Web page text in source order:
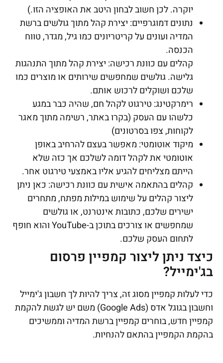
יוקרה. לכן חשוב לבחון היטב את האופציה הזו.)
נתונים דמוגרפיים: יצירת קהל מתוך גולשים ברשת
המדיה ועונים על קריטריונים כמו גיל, מגדר, טווח
הכנסה.
קהלים עם כוונת רכישה: יצירת קהל מתוך התנהגות
גלישה. גולשים שמחפשים שירותים או מוצרים כמו
שלכם ושוקלים לרכוש אותם.
רימרקטינג: טירגוט לקהל חם, שהיה כבר במגע
כלשהו עם העסק (בקרו באתר, רשימה מתוך מאגר
לקוחות, צפו בסרטונים)
מיקוד אוטומטי: מאפשר בעצם להרחיב באופן
אוטומטי את לקהל דומה לשלכם אך כזה שלא
הייתם מצליחים להגיע אליו באמצעי טירגוט אחר.
קהלים בהתאמה אישית עם כוונת רכישה: כאן ניתן
ליצור קהלים על שימוש במילות מפתח, מתחרים
ישירים שלכם, כתובות אינטרנט, או גולשים
שמחפשים או צורכים בתוכן ב-YouTube והוא חופף
לתחום העסק שלכם.
כיצד ניתן ליצור קמפיין פרסום
בג'ימייל?
כדי לעלות קמפיין מסוג זה, צריך להיות לך חשבון ג'ימייל
וחשבון בגוגל אדס (Google Ads) משם יש לגשת להקמת
קמפיין חדש, בוחרים קמפיין ברשת המדיה וממשיכים
בהקמת הקמפיין בהתאם להנחיות.